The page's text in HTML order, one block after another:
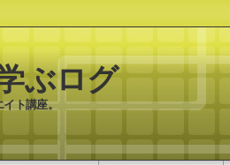
ぶログ
イト講座。